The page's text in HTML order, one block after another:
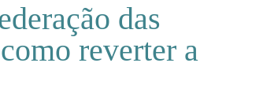
das
reverter a